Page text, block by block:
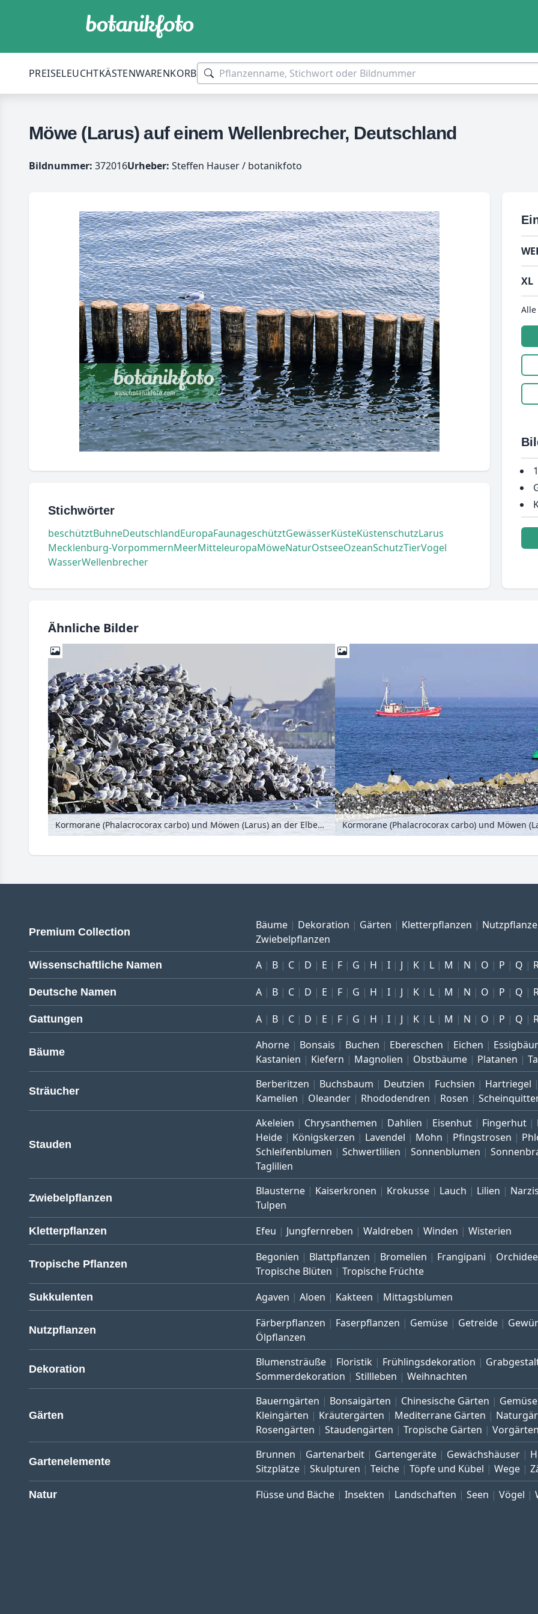
PREISELEUCHTKÄSTENWARENKORB
Möwe (Larus) auf einem Wellenbrecher, Deutschland
Bildnummer: 372016Urheber: Steffen Hauser / botanikfoto
Stichwörter
beschütztBuhneDeutschlandEuropaFaunageschütztGewässerKüsteKüstenschutzLarus
Mecklenburg-VorpommernMeerMitteleuropaMöweNaturOstseeOzeanSchutzTierVogel
WasserWellenbrecher
XL
Ähnliche Bilder
Kormorane (Phalacrocorax carbo) und Möwen (Larus) an der Elbemündung bei Cuxhaven, Deutschland
Premium Collection
Bäume Dekoration Gärten Kletterpflanzen
Zwiebelpflanzen
Wissenschaftliche Namen A B C D E F G H I J K L M N O P Q
Deutsche Namen A B C D E F G H I J K L M N O P Q
Gattungen A B C D E F G H I J K L M N O P Q
Bäume
Ahorne Bonsais Buchen Ebereschen Eichen
Kastanien
Kiefern Magnolien Obstbäume Platanen
Sträucher
Berberitzen Buchsbaum Deutzien Fuchsien Hartriegel
Kamelien
Oleander Rhododendren Rosen
Stauden
Akeleien Chrysanthemen Dahlien Eisenhut Fingerhut
Heide
Königskerzen Lavendel Mohn Pfingstrosen
Schleifenblumen
Schwertlilien Sonnenblumen
Taglilien
Zwiebelpflanzen
Blausterne Kaiserkronen Krokusse Lauch Lilien
Tulpen
Kletterpflanzen Efeu Jungfernreben Waldreben Winden Wisterien
Tropische Pflanzen
Begonien Blattpflanzen Bromelien Frangipani
Tropische Blüten
Tropische Früchte
Sukkulenten Agaven Aloen Kakteen Mittagsblumen
Nutzpflanzen
Färberpflanzen Faserpflanzen Gemüse Getreide
Ölpflanzen
Dekoration
Blumensträuße Floristik Frühlingsdekoration
Sommerdekoration
Stillleben Weihnachten
Gärten
Bauerngärten Bonsaigärten Chinesische Gärten
Kleingärten
Kräutergärten Mediterrane Gärten
Rosengärten
Staudengärten Tropische Gärten Vorgärten
Gartenelemente
Brunnen Gartenarbeit Gartengeräte Gewächshäuser
Sitzplätze
Skulpturen Teiche Töpfe und Kübel Wege
Natur Flüsse und Bäche Insekten Landschaften Seen Vögel